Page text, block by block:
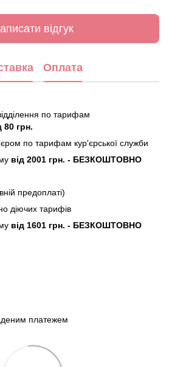
відгук
Оплата
по тарифам
80 грн.
по тарифам кур'єрської служби
від 2001 грн. - БЕЗКОШТОВНО
предоплаті)
діючих тарифів
від 1601 грн. - БЕЗКОШТОВНО
платежем